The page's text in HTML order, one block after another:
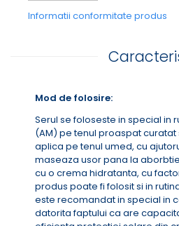
incetinirea imbatranarii
tonifiant, mentinand in
Ingredientele din compozitia
reciproc in lupta impotriva
pielii. Zi de zi, tenul nostru
factori care il agreseaza si
si imbatranirea prematura.
acela de a proteja pielea de
Informatii conformitate produs
Mod de folosire:
Serul se foloseste in special in
(AM) pe tenul proaspat curatat
aplica pe tenul umed, cu
maseaza usor pana la
cu o crema hidratanta, cu
produs poate fi folosit si in
este recomandat in special in
datorita faptului ca are